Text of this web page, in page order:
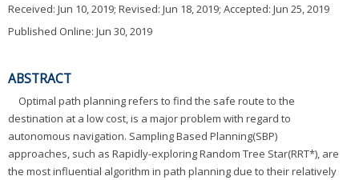
Received: Jun 10, 2019; Revised: Jun 18, 2019; Accepted: Jun 25, 2019
Published Online: Jun 30, 2019
ABSTRACT
Optimal path planning refers to find the safe route to the
destination at a low cost, is a major problem with regard to
autonomous navigation. Sampling Based Planning(SBP)
approaches, such as Rapidly-exploring Random Tree Star(RRT*), are
the most influential algorithm in path planning due to their relatively